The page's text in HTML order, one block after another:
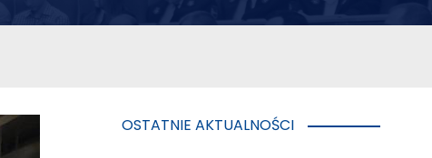
OSTATNIE AKTUALNOŚCI